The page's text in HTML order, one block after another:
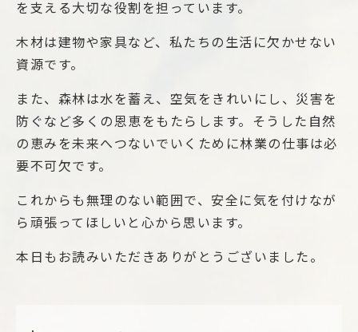
を支える大切な役割を担っています。
木材は建物や家具など、私たちの生活に欠かせない
資源です。
また、森林は水を蓄え、空気をきれいにし、災害を
防ぐなど多くの恩恵をもたらします。そうした自然
の恵みを未来へつないでいくために林業の仕事は必
要不可欠です。
これからも無理のない範囲で、安全に気を付けなが
ら頑張ってほしいと心から思います。
本日もお読みいただきありがとうございました。